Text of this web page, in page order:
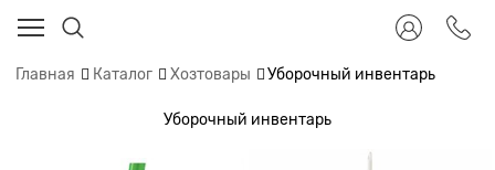
Главная Каталог Хозтовары Уборочный инвентарь
Уборочный инвентарь